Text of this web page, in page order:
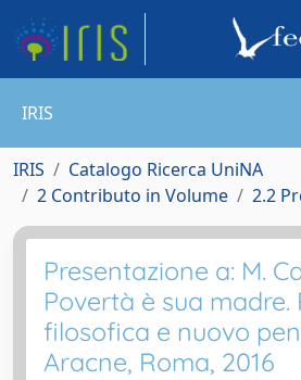
IRIS
IRIS
Catalogo Ricerca UniNA
2 Contributo in Volume
2.2
Presentazione a: M.
Povertà è sua madre.
filosofica e nuovo
Aracne, Roma, 2016